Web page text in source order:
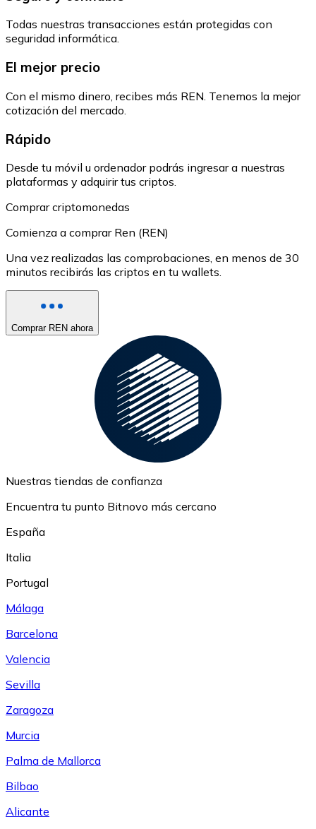
Todas nuestras transacciones están protegidas con
seguridad informática.
El mejor precio
Con el mismo dinero, recibes más REN. Tenemos la mejor
cotización del mercado.
Rápido
Desde tu móvil u ordenador podrás ingresar a nuestras
plataformas y adquirir tus criptos.
Comprar criptomonedas
Comienza a comprar Ren (REN)
Una vez realizadas las comprobaciones, en menos de 30
minutos recibirás las criptos en tu wallets.
Comprar REN ahora
Nuestras tiendas de confianza
Encuentra tu punto Bitnovo más cercano
España
Italia
Portugal
Málaga
Barcelona
Valencia
Sevilla
Zaragoza
Murcia
Palma de Mallorca
Bilbao
Alicante